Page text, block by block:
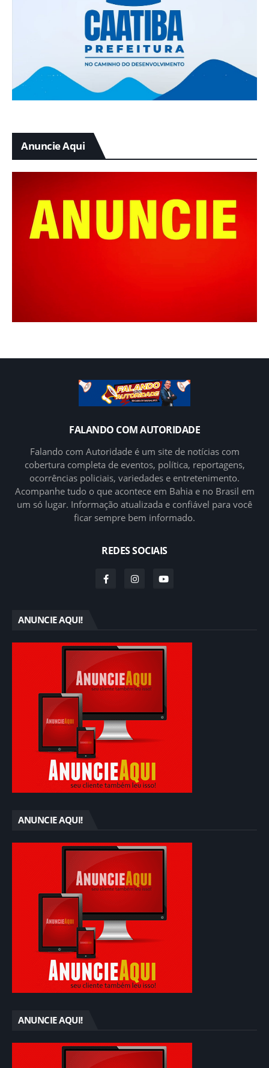
Anuncie Aqui
FALANDO COM AUTORIDADE
Falando com Autoridade é um site de notícias com
cobertura completa de eventos, política, reportagens,
ocorrências policiais, variedades e entretenimento.
Acompanhe tudo o que acontece em Bahia e no Brasil em
um só lugar. Informação atualizada e confiável para você
ficar sempre bem informado.
REDES SOCIAIS
ANUNCIE AQUI!
ANUNCIE AQUI!
ANUNCIE AQUI!